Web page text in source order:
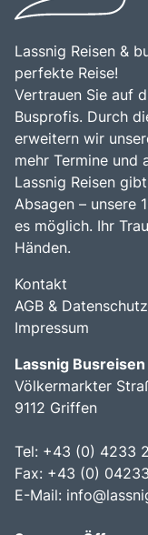
Bus mieten
Kontakt
Lassnig Reisen &
perfekte Reise!
Vertrauen Sie auf
Busprofis. Durch
erweitern wir
mehr Termine und
Lassnig Reisen
Absagen – unsere
es möglich. Ihr
Händen.
Kontakt
AGB & Datenschutz
Impressum
Lassnig Busreisen
Völkermarkter
9112 Griffen
Tel: +43 (0) 4233
Fax: +43 (0)
E-Mail: